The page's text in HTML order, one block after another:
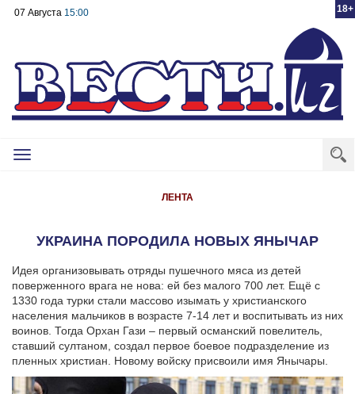
18+
07 Августа 15:00
Toggle
ЛЕНТА
УКРАИНА ПОРОДИЛА НОВЫХ ЯНЫЧАР
Идея организовывать отряды пушечного мяса из детей
поверженного врага не нова: ей без малого 700 лет. Ещё с
1330 года турки стали массово изымать у христианского
населения мальчиков в возрасте 7-14 лет и воспитывать из них
воинов. Тогда Орхан Гази – первый османский повелитель,
ставший султаном, создал первое боевое подразделение из
пленных христиан. Новому войску присвоили имя Янычары.